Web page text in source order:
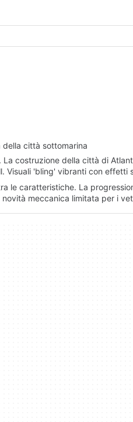
della città sottomarina
costruzione della città di
Visuali 'bling' vibranti con effetti
le caratteristiche. La
meccanica limitata per i